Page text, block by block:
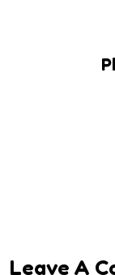
Leave A